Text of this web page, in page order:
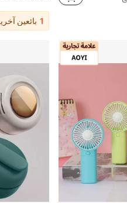
1 بائعين